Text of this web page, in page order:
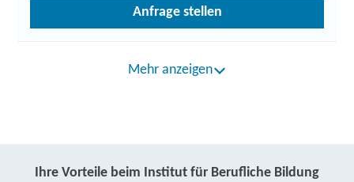
Anfrage stellen
Mehr anzeigen
Ihre Vorteile beim Institut für Berufliche Bildung